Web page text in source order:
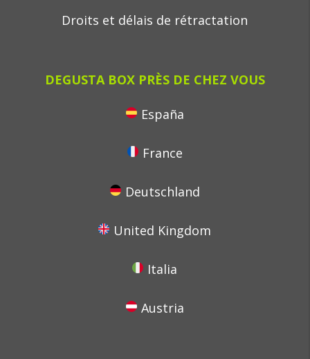
Droits et délais de rétractation
DEGUSTA BOX PRÈS DE CHEZ VOUS
España
France
Deutschland
United Kingdom
Italia
Austria